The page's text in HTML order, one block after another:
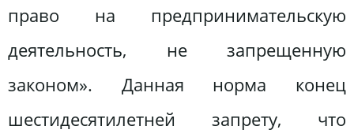
право на предпринимательскую
деятельность, не запрещенную
законом». Данная норма конец
шестидесятилетней запрету, что